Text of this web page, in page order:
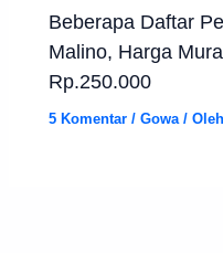
Beberapa Daftar
Malino, Harga
Rp.250.000
5 Komentar /Gowa / Oleh